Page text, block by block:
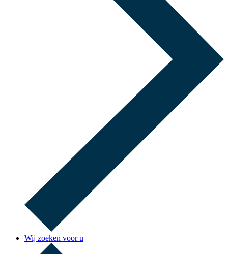
Wij zoeken voor u